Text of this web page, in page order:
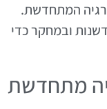
המתחדשת.
ובמחקר כדי
מתחדשת